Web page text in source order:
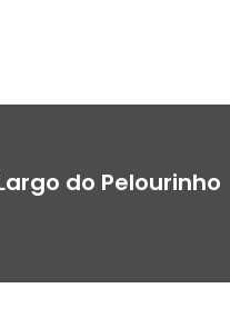
do Pelourinho